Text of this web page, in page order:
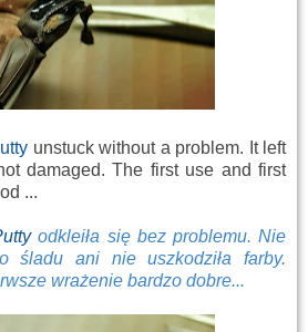
unstuck without a problem. It left
damaged. The first use and first
...
odkleiła się bez problemu. Nie
śladu ani nie uszkodziła farby.
wrażenie bardzo dobre...